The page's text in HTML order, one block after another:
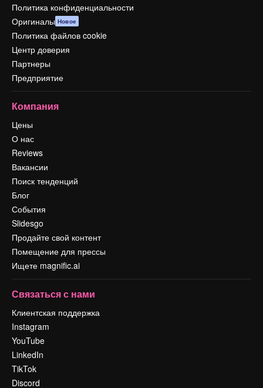
Политика конфиденциальности
Оригиналы Новое
Политика файлов cookie
Центр доверия
Партнеры
Предприятие
Компания
Цены
О нас
Reviews
Вакансии
Поиск тенденций
Блог
События
Slidesgo
Продайте свой контент
Помещение для прессы
Ищете magnific.ai
Связаться с нами
Клиентская поддержка
Instagram
YouTube
LinkedIn
TikTok
Discord